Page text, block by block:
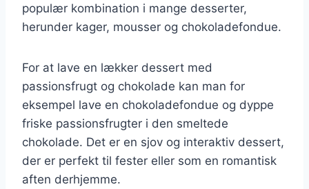
populær kombination i mange desserter,
herunder kager, mousser og chokoladefondue.
For at lave en lækker dessert med
passionsfrugt og chokolade kan man for
eksempel lave en chokoladefondue og dyppe
friske passionsfrugter i den smeltede
chokolade. Det er en sjov og interaktiv dessert,
der er perfekt til fester eller som en romantisk
aften derhjemme.